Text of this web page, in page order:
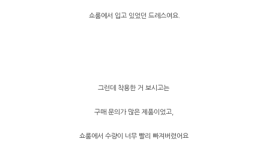
쇼룸에서 입고 있었던 드레스여요.
그런데 착용한 거 보시고는
구매 문의가 많은 제품이었고,
쇼룸에서 수량이 너무 빨리 빠져버렸어요